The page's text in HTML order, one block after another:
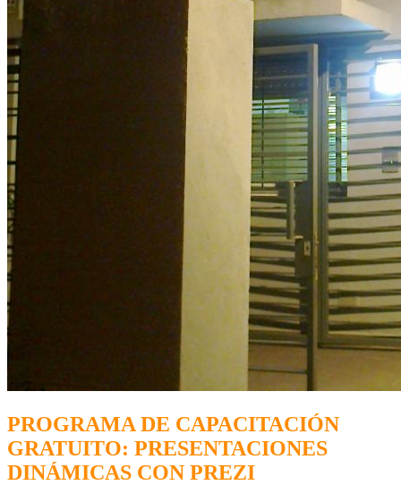
PROGRAMA DE CAPACITACIÓN
GRATUITO: PRESENTACIONES
DINÁMICAS CON PREZI